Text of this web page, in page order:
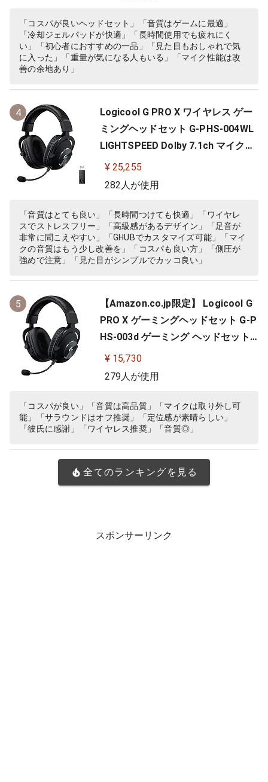
「コスパが良いヘッドセット」「音質はゲームに最適」
「冷却ジェルパッドが快適」「長時間使用でも疲れにく
い」「初心者におすすめの一品」「見た目もおしゃれで気
に入った」「重量が気になる人もいる」「マイク性能は改
善の余地あり」
4
Logicool G PRO X ワイヤレス ゲー
ミングヘッドセット G-PHS-004WL
LIGHTSPEED Dolby 7.1ch マイク付
き 20時間連続使用可能 軽量 充電式
PS5 PS4 PC ゲーミング ヘッドセッ
004 ブラック 国内正規品 【 ファイ
ナルファンタジー XIV 推奨モ…
¥ 25,255
282人が使用
「音質はとても良い」「長時間つけても快適」「ワイヤレ
スでストレスフリー」「高級感があるデザイン」「足音が
非常に聞こえやすい」「GHUBでカスタマイズ可能」「マイ
クの音質はもう少し改善を」「コスパも良い方」「側圧が
強めで注意」「見た目がシンプルでカッコ良い」
5
【Amazon.co.jp限定】 Logicool G
PRO X ゲーミングヘッドセット G-P
HS-003d ゲーミング ヘッドセット
Dolby 7.1ch サラウンドサウンド 3.5
mm 有線 マイク付き Blue VO!CE搭
5 PS4 PC windows ブラック 国内正
規品 ※Amazon.co.jp限定 壁…
¥ 15,730
279人が使用
「コスパが良い」「音質は高品質」「マイクは取り外し可
能」「サラウンドはオフ推奨」「定位感が素晴らしい」
「彼氏に感謝」「ワイヤレス推奨」「音質◎」
全てのランキングを見る
スポンサーリンク